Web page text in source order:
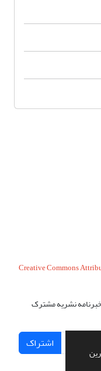
Creative Commons
خبرنامه نشریه مشترک
اشتراک